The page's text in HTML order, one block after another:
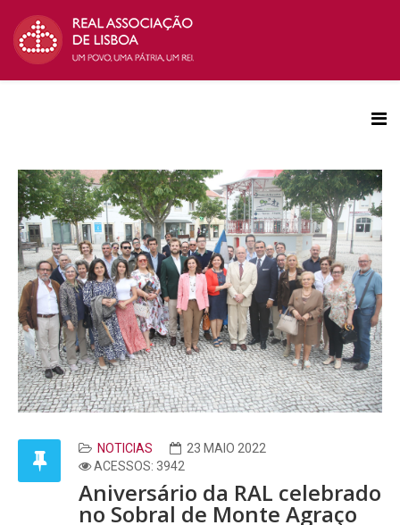
NOTICIAS
23 MAIO 2022
ACESSOS: 3942
Aniversário da RAL celebrado
no Sobral de Monte Agraço